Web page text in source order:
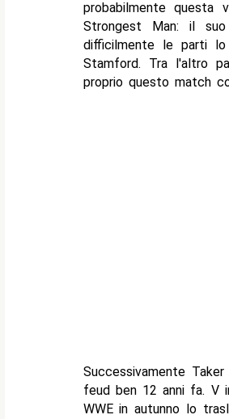
probabilmente
Strongest Man: il
difficilmente le parti lo
Stamford. Tra l'altro
proprio questo match
Successivamente
feud ben 12 anni fa. V
WWE in autunno lo